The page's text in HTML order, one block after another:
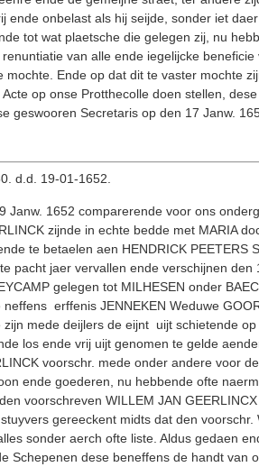
ende onbelast als hij seijde, sonder iet
tot wat plaetsche die gelegen zij, nu
van alle ende iegelijcke
mochte. Ende op dat dit te vaster mochte
op onse Protthecolle doen stellen,
geswooren Secretaris op den 17 Janw.
d.d. 19-01-1652.
Janw. 1652 comparerende voor ons
zijnde in echte bedde met MARIA
te betaelen aen HENDRICK PEETERS
pacht jaer vervallen ende verschijnen
gelegen tot MILHESEN onder
neffens erffenis JENNEKEN Weduwe
zijn mede deijlers de eijnt uijt schietende
los ende vrij uijt genomen te gelde
voorschr. mede onder andere voor
ende goederen, nu hebbende ofte
voorschreven WILLEM JAN
gereeckent midts dat den
sonder aerch ofte liste. Aldus gedaen
Schepenen dese beneffens de handt